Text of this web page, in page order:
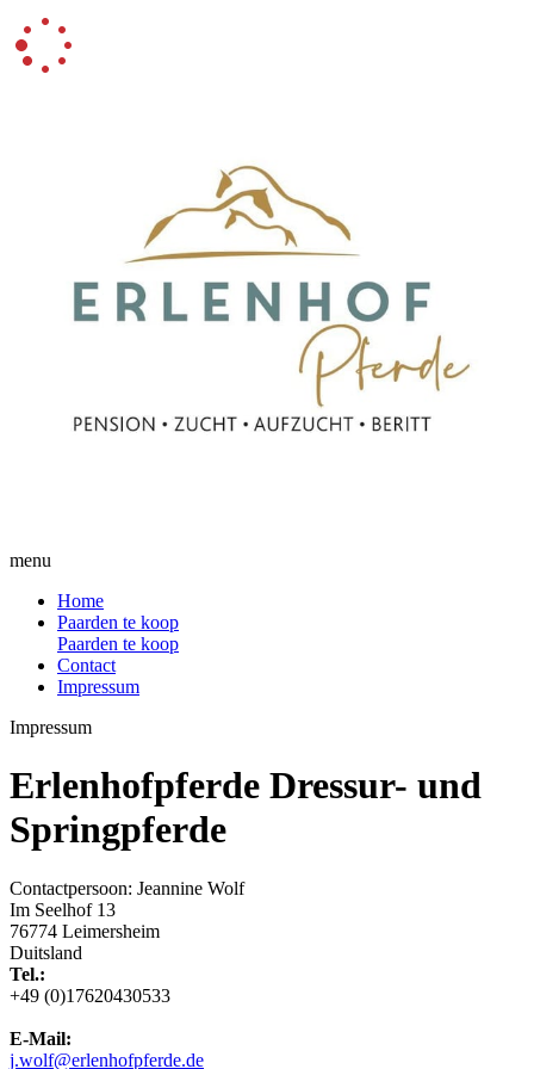
menu
Home
Paarden te koop
Paarden te koop
Contact
Impressum
Impressum
Erlenhofpferde Dressur- und
Springpferde
Contactpersoon: Jeannine Wolf
Im Seelhof 13
76774 Leimersheim
Duitsland
Tel.:
+49 (0)17620430533
E-Mail:
j.wolf@erlenhofpferde.de